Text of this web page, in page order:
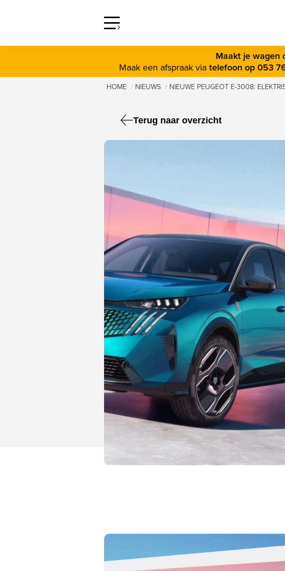
screenreader.open offcanvas menu
Maakt je wagen
Maak een afspraak via telefoon op 053
HOME / NIEUWS / NIEUWE PEUGEOT E-3008:
Terug naar overzicht